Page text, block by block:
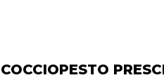
COCCIOPESTO